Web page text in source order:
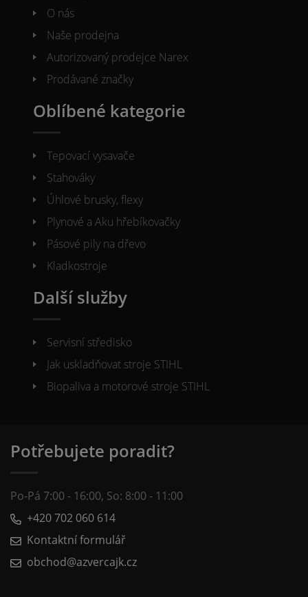
O nás
Naše prodejna
Autorizovaný prodejce Narex
Prodávané značky
Oblíbené kategorie
Tepovací vysavače
Stahováky
Úhlové brusky, flexy
Plynové a Aku hřebíkovačky
Pásové pily na dřevo
Kladkostroje
Další služby
Servisní středisko
Jak uskladňovat stroje STIHL
Biopaliva a motorové stroje STIHL
Potřebujete poradit?
Po-Pá 7:00 - 16:00, So: 8:00 - 11:00
+420 702 060 614
Kontaktní formulář
obchod@azvercajk.cz